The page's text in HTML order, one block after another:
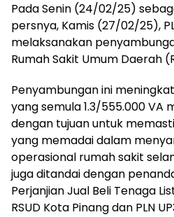
Pada Senin (24/02/25)
persnya, Kamis (27/02/25),
melaksanakan
Rumah Sakit Umum Daerah
Penyambungan ini
yang semula 1.3/555.000 VA
dengan tujuan untuk
yang memadai dalam
operasional rumah sakit
juga ditandai dengan
Perjanjian Jual Beli Tenaga
RSUD Kota Pinang dan PLN